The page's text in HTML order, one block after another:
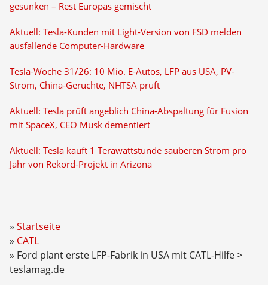
gesunken – Rest Europas gemischt
Aktuell: Tesla-Kunden mit Light-Version von FSD melden
ausfallende Computer-Hardware
Tesla-Woche 31/26: 10 Mio. E-Autos, LFP aus USA, PV-
Strom, China-Gerüchte, NHTSA prüft
Aktuell: Tesla prüft angeblich China-Abspaltung für Fusion
mit SpaceX, CEO Musk dementiert
Aktuell: Tesla kauft 1 Terawattstunde sauberen Strom pro
Jahr von Rekord-Projekt in Arizona
Startseite
CATL
Ford plant erste LFP-Fabrik in USA mit CATL-Hilfe >
teslamag.de